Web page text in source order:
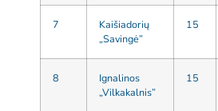
7
Kaišiadorių
„Savingė”
15
8
Ignalinos
„Vilkakalnis”
15